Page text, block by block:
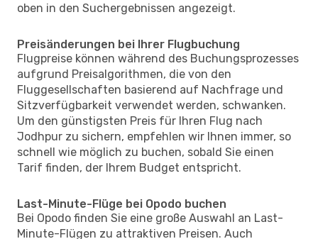
oben in den Suchergebnissen angezeigt.
Preisänderungen bei Ihrer Flugbuchung
Flugpreise können während des Buchungsprozesses
aufgrund Preisalgorithmen, die von den
Fluggesellschaften basierend auf Nachfrage und
Sitzverfügbarkeit verwendet werden, schwanken.
Um den günstigsten Preis für Ihren Flug nach
Jodhpur zu sichern, empfehlen wir Ihnen immer, so
schnell wie möglich zu buchen, sobald Sie einen
Tarif finden, der Ihrem Budget entspricht.
Last-Minute-Flüge bei Opodo buchen
Bei Opodo finden Sie eine große Auswahl an Last-
Minute-Flügen zu attraktiven Preisen. Auch